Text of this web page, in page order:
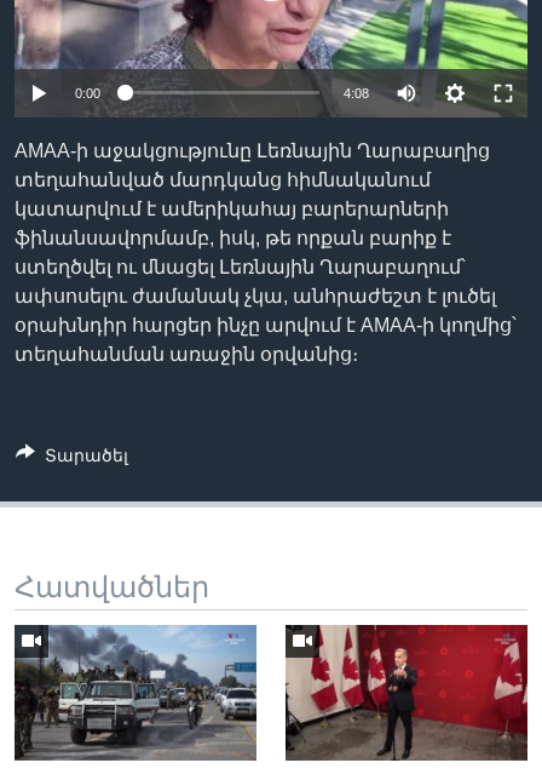
Լեզուներ
0:00 4:08
AMAA-ի աջակցությունը Լեռնային Ղարաբաղից
տեղահանված մարդկանց հիմնականում
կատարվում է ամերիկահայ բարերարների
ֆինանսավորմամբ, իսկ, թե որքան բարիք է
ստեղծվել ու մնացել Լեռնային Ղարաբաղում՝
ափսոսելու ժամանակ չկա, անհրաժեշտ է լուծել
օրախնդիր հարցեր ինչը արվում է AMAA-ի կողմից՝
տեղահանման առաջին օրվանից։
Տարածել
Հատվածներ